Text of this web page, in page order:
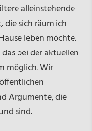
alleinstehende
die sich räumlich
leben möchte.
bei der aktuellen
möglich. Wir
Argumente, die
sind.